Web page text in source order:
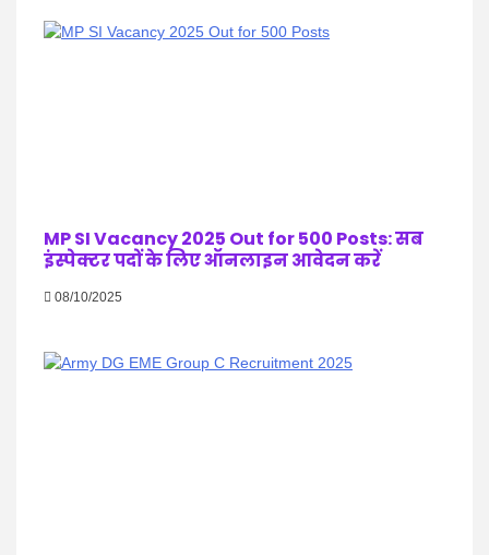
MP SI Vacancy 2025 Out for 500 Posts: सब
इंस्पेक्टर पदों के लिए ऑनलाइन आवेदन करें
08/10/2025